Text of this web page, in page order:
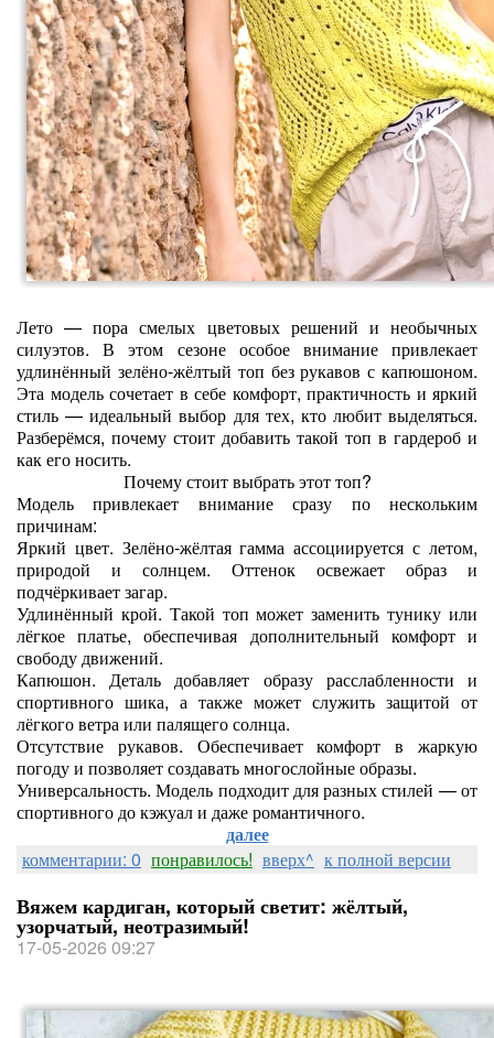
Лето — пора смелых цветовых решений и необычных
силуэтов. В этом сезоне особое внимание привлекает
удлинённый зелёно‑жёлтый топ без рукавов с капюшоном.
Эта модель сочетает в себе комфорт, практичность и яркий
стиль — идеальный выбор для тех, кто любит выделяться.
Разберёмся, почему стоит добавить такой топ в гардероб и
как его носить.
Почему стоит выбрать этот топ?
Модель привлекает внимание сразу по нескольким
причинам:
Яркий цвет. Зелёно‑жёлтая гамма ассоциируется с летом,
природой и солнцем. Оттенок освежает образ и
подчёркивает загар.
Удлинённый крой. Такой топ может заменить тунику или
лёгкое платье, обеспечивая дополнительный комфорт и
свободу движений.
Капюшон. Деталь добавляет образу расслабленности и
спортивного шика, а также может служить защитой от
лёгкого ветра или палящего солнца.
Отсутствие рукавов. Обеспечивает комфорт в жаркую
погоду и позволяет создавать многослойные образы.
Универсальность. Модель подходит для разных стилей — от
спортивного до кэжуал и даже романтичного.
далее
комментарии: 0 понравилось! вверх^ к полной версии
Вяжем кардиган, который светит: жёлтый,
узорчатый, неотразимый!
17-05-2026 09:27